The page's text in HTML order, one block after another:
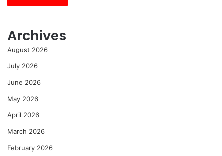
Archives
August 2026
July 2026
June 2026
May 2026
April 2026
March 2026
February 2026